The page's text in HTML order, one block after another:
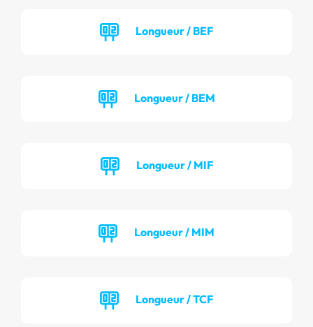
Longueur / BEF
Longueur / BEM
Longueur / MIF
Longueur / MIM
Longueur / TCF